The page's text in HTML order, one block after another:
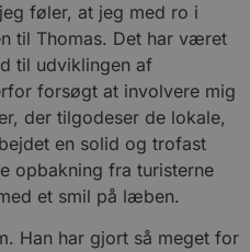
føler, at jeg med ro i
til Thomas. Det har været
til udviklingen af
forsøgt at involvere mig
der tilgodeser de lokale,
en solid og trofast
opbakning fra turisterne
et smil på læben.
Han har gjort så meget for